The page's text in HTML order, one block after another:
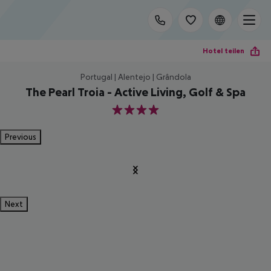
Hotel teilen
Portugal | Alentejo | Grândola
The Pearl Troia - Active Living, Golf & Spa
4
Previous
Next